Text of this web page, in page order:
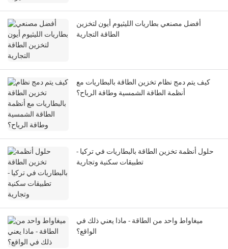
أفضل مصنعي بطاريات الليثيوم أيون لتخزين
الطاقة التجارية
كيف يتم دمج نظام تخزين الطاقة بالبطاريات مع
أنظمة الطاقة الشمسية وطاقة الرياح؟
حلول أنظمة تخزين الطاقة بالبطاريات في تركيا -
تطبيقات سكنية وتجارية
ميغاواط واحد من الطاقة - ماذا يعني ذلك في
الواقع؟